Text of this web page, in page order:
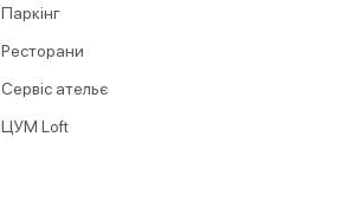
Паркінг
Ресторани
Сервіс ательє
ЦУМ Loft